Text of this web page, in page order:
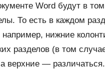
Word будут в
То есть в каждом
нижние
разделов (в том
верхние —